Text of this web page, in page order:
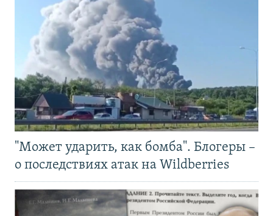
"Может ударить, как бомба". Блогеры –
о последствиях атак на Wildberries